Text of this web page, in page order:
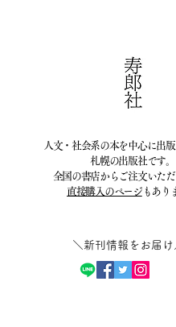
＼新刊情報をお届け
人文・社会系の本を中心に出
札幌の出版社です。
全国の書店からご注文いただ
直接購入のページもあり